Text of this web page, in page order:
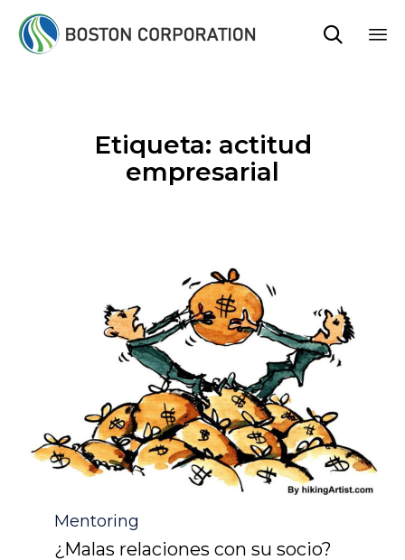

Etiqueta: actitud
empresarial
Category
Mentoring
¿Malas relaciones con su socio?